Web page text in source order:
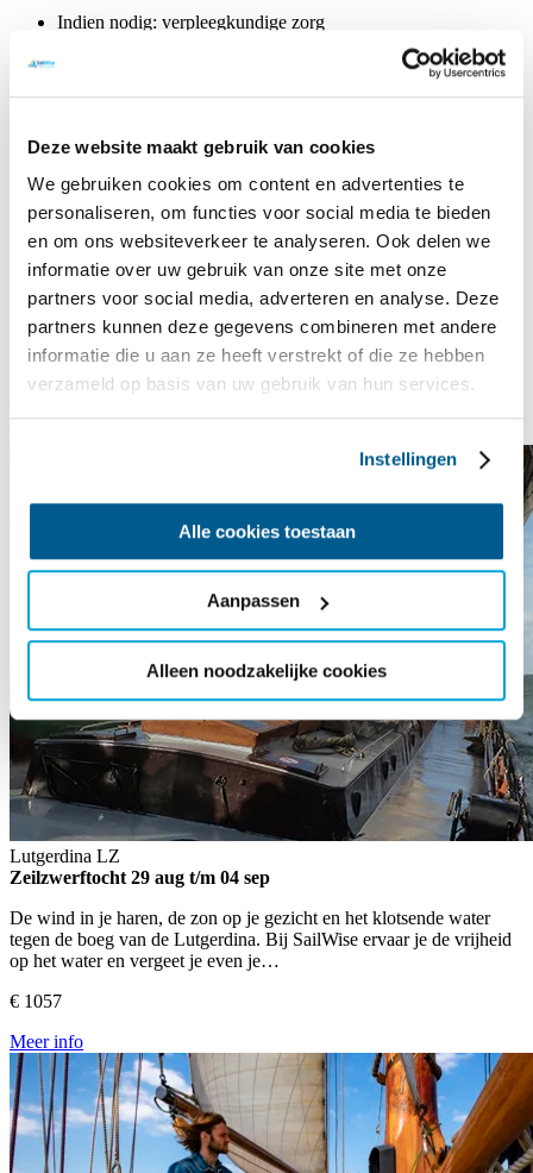
Deze website maakt gebruik van cookies
We gebruiken cookies om content en advertenties te
personaliseren, om functies voor social media te bieden
en om ons websiteverkeer te analyseren. Ook delen we
informatie over uw gebruik van onze site met onze
partners voor social media, adverteren en analyse. Deze
partners kunnen deze gegevens combineren met andere
informatie die u aan ze heeft verstrekt of die ze hebben
verzameld op basis van uw gebruik van hun services.
Instellingen
Alle cookies toestaan
Aanpassen
Alleen noodzakelijke cookies
Indien nodig: verpleegkundige zorg
Eindschoonmaak
Kom jij zeilen op dit bijzondere schip?
Reis informatie
€ 1057
Groep
Lichamelijke en/of zintuiglijke beperking (LZ)
Periode
05 - 11 sep 2026
Locatie
Lutgerdina
Deelnemers 13
Aant. dagen 7
Lutgerdina LZ
Zeilzwerftocht 29 aug t/m 04 sep
De wind in je haren, de zon op je gezicht en het klotsende water
tegen de boeg van de Lutgerdina. Bij SailWise ervaar je de vrijheid
op het water en vergeet je even je…
€ 1057
Meer info